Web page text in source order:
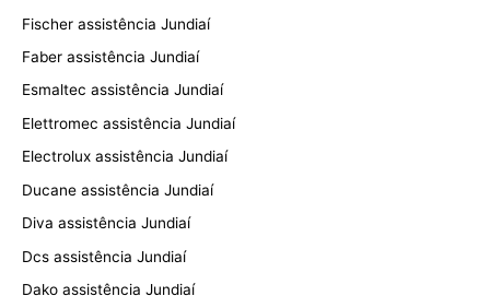
Fischer assistência Jundiaí
Faber assistência Jundiaí
Esmaltec assistência Jundiaí
Elettromec assistência Jundiaí
Electrolux assistência Jundiaí
Ducane assistência Jundiaí
Diva assistência Jundiaí
Dcs assistência Jundiaí
Dako assistência Jundiaí